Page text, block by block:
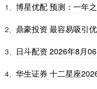
1、 博星优配 预测：一年
2、 鼎豪投资 最容易吸引
3、 日斗配资 2026年8月
4、 华生证券 十二星座